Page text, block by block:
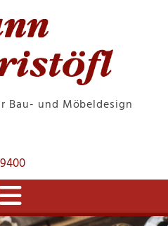
Bau- und Möbeldesign